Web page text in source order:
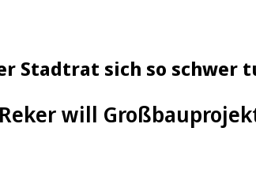
Stadtrat sich so schwer
Reker will